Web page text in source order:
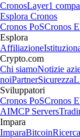
CronosLayer1
Esplora Cronos
Cronos PoSCronos
Esplora
Affiliazione
Crypto.com
Chi siamoNotizie
noiPartnerSicurezza
Sviluppatori
Cronos PoSCronos
AIMCP Servers
Impara
ImparaBitcoinRicerca